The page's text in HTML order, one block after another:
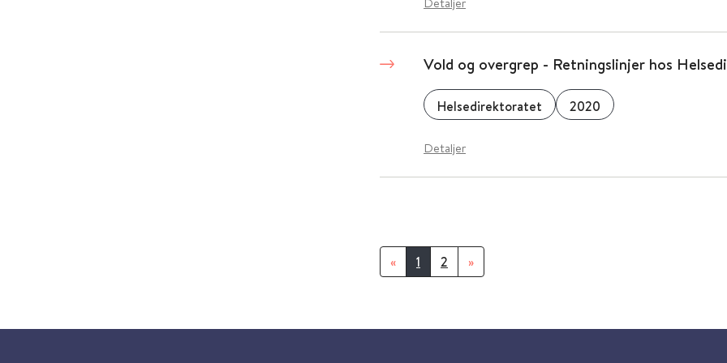
Vold og overgrep - Retningslinjer hos
Helsedirektoratet 2020
Detaljer
« 1 2 »